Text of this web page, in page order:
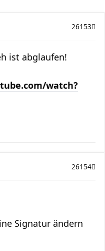
26153
ist abglaufen!
watch?
26154
Signatur ändern